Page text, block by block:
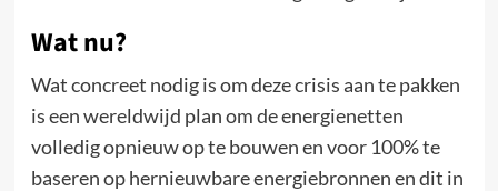
Wat nu?
Wat concreet nodig is om deze crisis aan te pakken
is een wereldwijd plan om de energienetten
volledig opnieuw op te bouwen en voor 100% te
baseren op hernieuwbare energiebronnen en dit in